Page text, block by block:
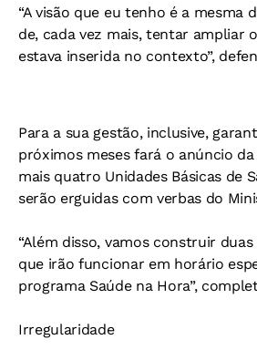
“A visão que eu tenho é a mesma
de, cada vez mais, tentar ampliar
estava inserida no contexto”,
Para a sua gestão, inclusive,
próximos meses fará o anúncio
mais quatro Unidades Básicas de
serão erguidas com verbas do
“Além disso, vamos construir
que irão funcionar em horário
programa Saúde na Hora”,
Irregularidade